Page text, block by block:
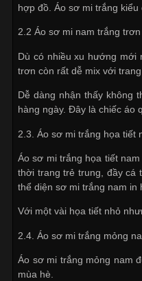
hợp đồ. Áo sơ mi trắng
2.2 Áo sơ mi nam trắng trơn
Dù có nhiều xu hướng mới
trơn còn rất dễ mix với
Dễ dàng nhận thấy không
hàng ngày. Đây là chiếc áo
2.3. Áo sơ mi trắng họa tiết
Áo sơ mi trắng họa tiết
thời trang trẻ trung, đầy cá
thể diện sơ mi trắng nam in
Với một vài họa tiết nhỏ
2.4. Áo sơ mi trắng mỏng
Áo sơ mi trắng mỏng nam
mùa hè.